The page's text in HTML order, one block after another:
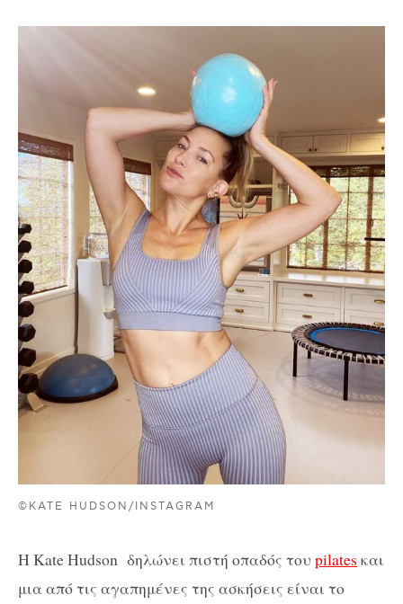
©KATE HUDSON/INSTAGRAM
Η Kate Hudson δηλώνει πιστή οπαδός του pilates και
μια από τις αγαπημένες της ασκήσεις είναι το